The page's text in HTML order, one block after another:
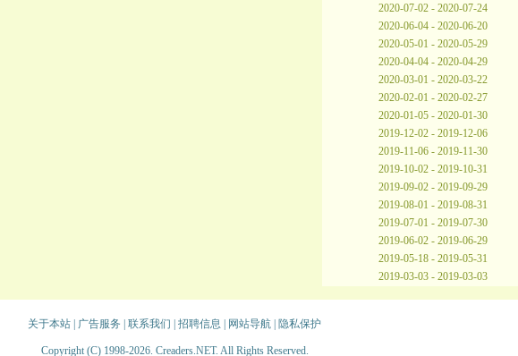
2020-07-02 - 2020-07-24
2020-06-04 - 2020-06-20
2020-05-01 - 2020-05-29
2020-04-04 - 2020-04-29
2020-03-01 - 2020-03-22
2020-02-01 - 2020-02-27
2020-01-05 - 2020-01-30
2019-12-02 - 2019-12-06
2019-11-06 - 2019-11-30
2019-10-02 - 2019-10-31
2019-09-02 - 2019-09-29
2019-08-01 - 2019-08-31
2019-07-01 - 2019-07-30
2019-06-02 - 2019-06-29
2019-05-18 - 2019-05-31
2019-03-03 - 2019-03-03
关于本站 广告服务 联系我们 招聘信息 网站导航 隐私保护
Copyright (C) 1998-2026. Creaders.NET. All Rights Reserved.